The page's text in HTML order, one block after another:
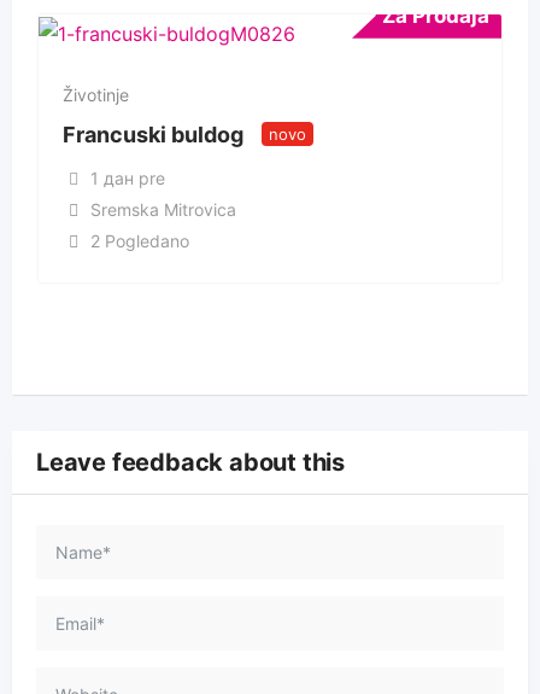
Za Prodaja
Životinje
Francuski buldog novo
1 дан pre
Sremska Mitrovica
2 Pogledano
Leave feedback about this